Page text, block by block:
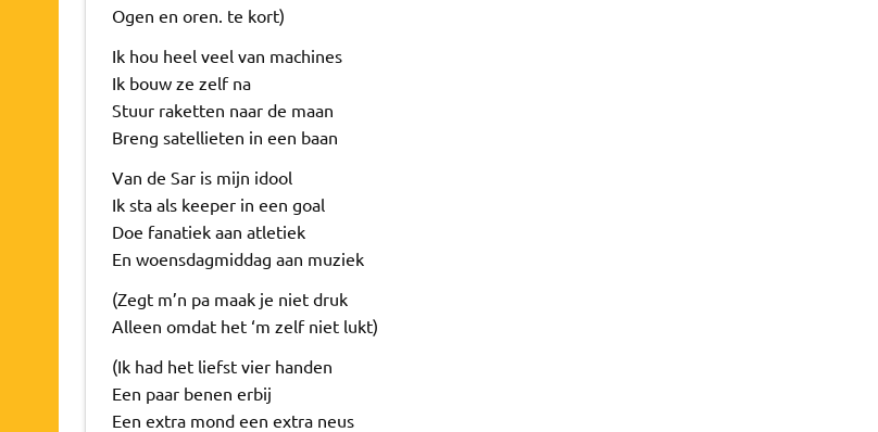
Ogen en oren. te kort)
Ik hou heel veel van machines
Ik bouw ze zelf na
Stuur raketten naar de maan
Breng satellieten in een baan
Van de Sar is mijn idool
Ik sta als keeper in een goal
Doe fanatiek aan atletiek
En woensdagmiddag aan muziek
(Zegt m’n pa maak je niet druk
Alleen omdat het ‘m zelf niet lukt)
(Ik had het liefst vier handen
Een paar benen erbij
Een extra mond een extra neus